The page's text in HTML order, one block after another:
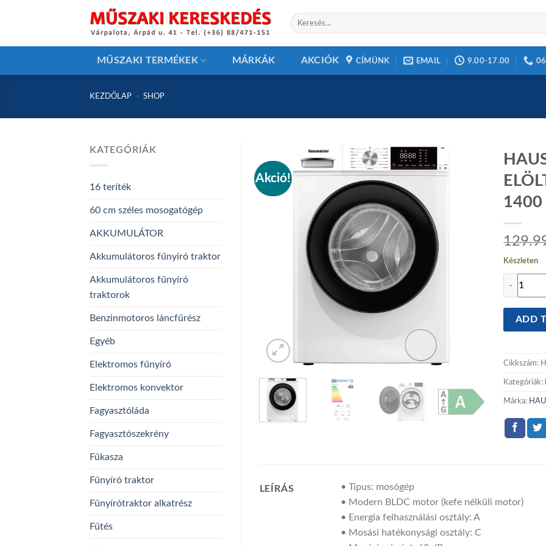
Keresés
a
MŰSZAKI TERMÉKEK MÁRKÁK AKCIÓK CÍMÜNK EMAIL 9.00-17.00
KEZDŐLAP » SHOP
KATEGÓRIÁK
16 teríték
60 cm széles mosogatógép
AKKUMULÁTOR
Akkumulátoros fűnyíró traktor
Akkumulátoros fűnyíró
traktorok
Benzinmotoros láncfűrész
Egyéb
Elektromos fűnyíró
Elektromos konvektor
Fagyasztóláda
Fagyasztószekrény
Fűkasza
Fűnyíró traktor
Fűnyírótraktor alkatrész
Fűtés
Akció!
1400
Készleten
ADD
Cikkszám:
Kategóriák:
Márka:
LEÍRÁS
• Típus: mosógép
• Modern BLDC motor (kefe nélküli motor)
• Energia felhasználási osztály: A
• Mosási hatékonysági osztály: C